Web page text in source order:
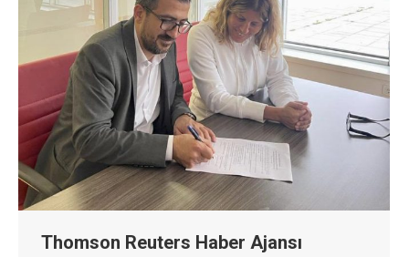
Thomson Reuters Haber Ajansı